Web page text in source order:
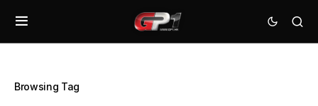
Browsing Tag